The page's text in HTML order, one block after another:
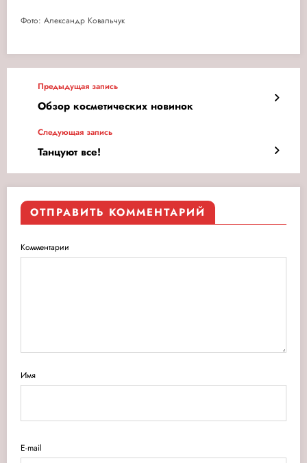
Фото: Александр Ковальчук
Предыдущая запись
Обзор косметических новинок
Следующая запись
Танцуют все!
ОТПРАВИТЬ КОММЕНТАРИЙ
Комментарии
Имя
E-mail